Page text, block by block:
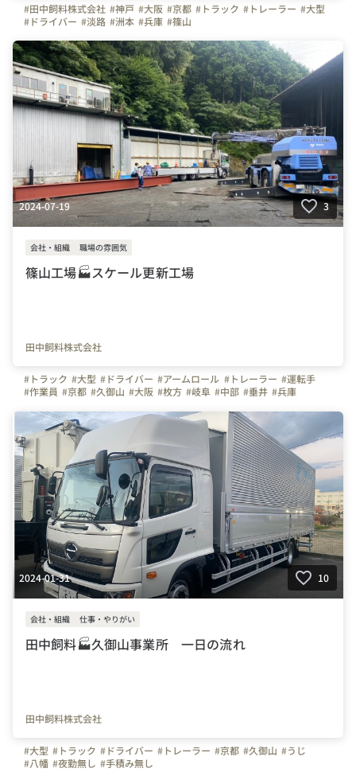
#田中飼料株式会社 #神戸 #大阪 #京都 #トラック #トレーラー #大型
#ドライバー #淡路 #洲本 #兵庫 #篠山
2024-07-19 3
会社・組織 職場の雰囲気
篠山工場🏭スケール更新工場
田中飼料株式会社
#トラック #大型 #ドライバー #アームロール #トレーラー #運転手
#作業員 #京都 #久御山 #大阪 #枚方 #岐阜 #中部 #垂井 #兵庫
2024-01-31 10
会社・組織 仕事・やりがい
田中飼料🏭久御山事業所 一日の流れ
田中飼料株式会社
#大型 #トラック #ドライバー #トレーラー #京都 #久御山 #うじ
#八幡 #夜勤無し #手積み無し